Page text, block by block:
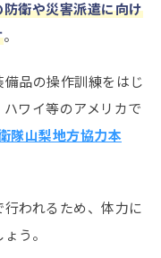
防衛や災害派遣に向け
。
品の操作訓練をはじ
ワイ等のアメリカで
隊山梨地方協力本
われるため、体力に
う。